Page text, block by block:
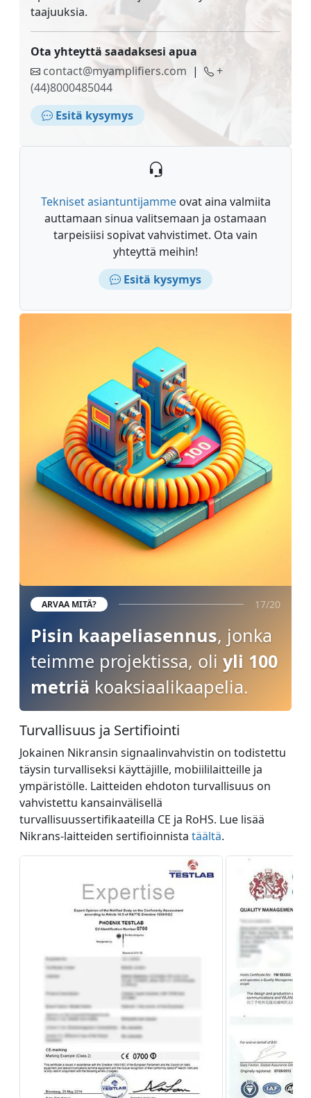
taajuuksia.
Ota yhteyttä saadaksesi apua
contact@myamplifiers.com |
+
(44)8000485044
Esitä kysymys
Tekniset asiantuntijammeovat aina valmiita
auttamaan sinua valitsemaan ja ostamaan
tarpeisiisi sopivat vahvistimet. Ota vain
yhteyttä meihin!
Esitä kysymys
ARVAA MITÄ? 17/20
Pisin kaapeliasennus, jonka
teimme projektissa, oli yli 100
metriä koaksiaalikaapelia.
Turvallisuus ja Sertifiointi
Jokainen Nikransin signaalinvahvistin on todistettu
täysin turvalliseksi käyttäjille, mobiililaitteille ja
ympäristölle. Laitteiden ehdoton turvallisuus on
vahvistettu kansainvälisellä
turvallisuussertifikaateilla CE ja RoHS. Lue lisää
Nikrans-laitteiden sertifioinnista täältä.